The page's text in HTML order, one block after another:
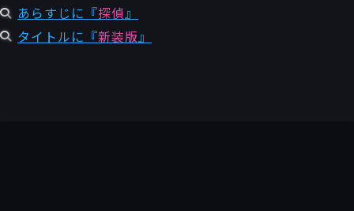
あらすじに『探偵』
タイトルに『新装版』